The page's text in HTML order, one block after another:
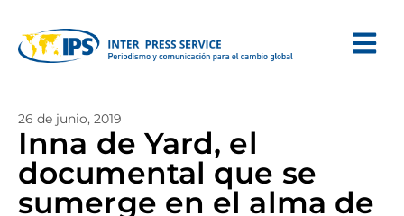
26 de junio, 2019
Inna de Yard, el
documental que se
sumerge en el alma de